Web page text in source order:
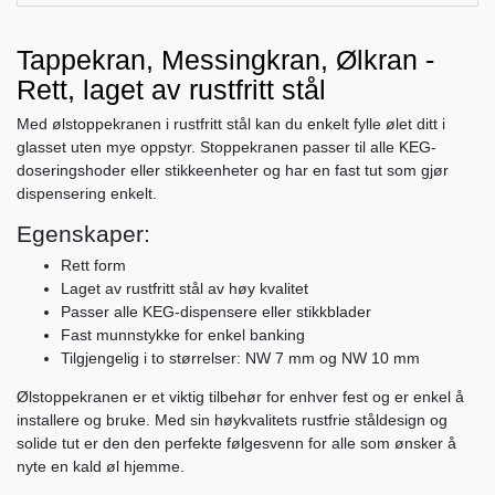
Tappekran, Messingkran, Ølkran -
Rett, laget av rustfritt stål
Med ølstoppekranen i rustfritt stål kan du enkelt fylle ølet ditt i
glasset uten mye oppstyr. Stoppekranen passer til alle KEG-
doseringshoder eller stikkeenheter og har en fast tut som gjør
dispensering enkelt.
Egenskaper:
Rett form
Laget av rustfritt stål av høy kvalitet
Passer alle KEG-dispensere eller stikkblader
Fast munnstykke for enkel banking
Tilgjengelig i to størrelser: NW 7 mm og NW 10 mm
Ølstoppekranen er et viktig tilbehør for enhver fest og er enkel å
installere og bruke. Med sin høykvalitets rustfrie ståldesign og
solide tut er den den perfekte følgesvenn for alle som ønsker å
nyte en kald øl hjemme.